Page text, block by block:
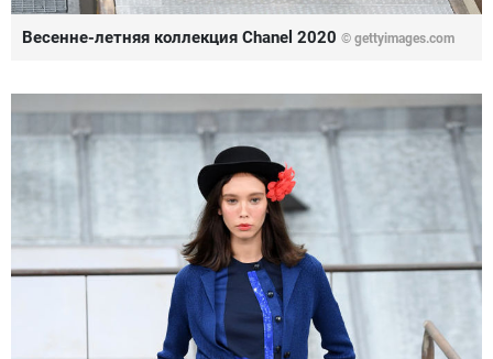
Весенне-летняя коллекция Chanel 2020 © gettyimages.com